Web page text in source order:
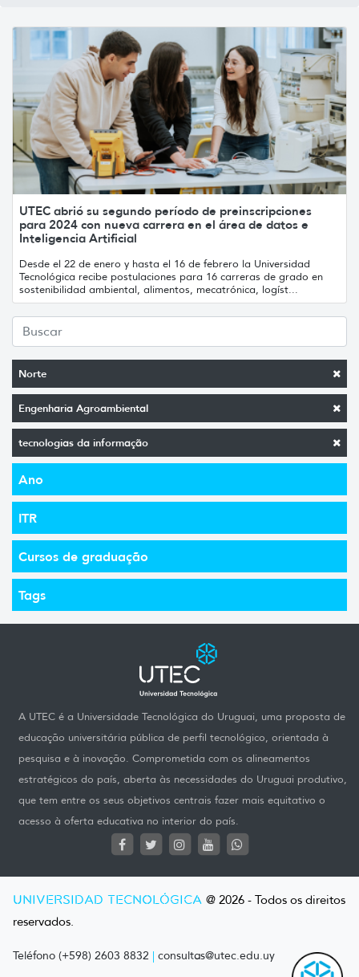
Norte
Engenharia Agroambiental
tecnologias da informação
Ano
ITR
Cursos de graduação
Tags
UTEC abrió su segundo período de preinscripciones
para 2024 con nueva carrera en el área de datos e
Inteligencia Artificial
Desde el 22 de enero y hasta el 16 de febrero la Universidad
Tecnológica recibe postulaciones para 16 carreras de grado en
sostenibilidad ambiental, alimentos, mecatrónica, logíst...
A UTEC é a Universidade Tecnológica do Uruguai, uma proposta de
educação universitária pública de perfil tecnológico, orientada à
pesquisa e à inovação. Comprometida com os alineamentos
estratégicos do país, aberta às necessidades do Uruguai produtivo,
que tem entre os seus objetivos centrais fazer mais equitativo o
acesso à oferta educativa no interior do país.
UNIVERSIDAD TECNOLÓGICA @ 2026 - Todos os direitos
reservados.
Teléfono (+598) 2603 8832 | consultas@utec.edu.uy